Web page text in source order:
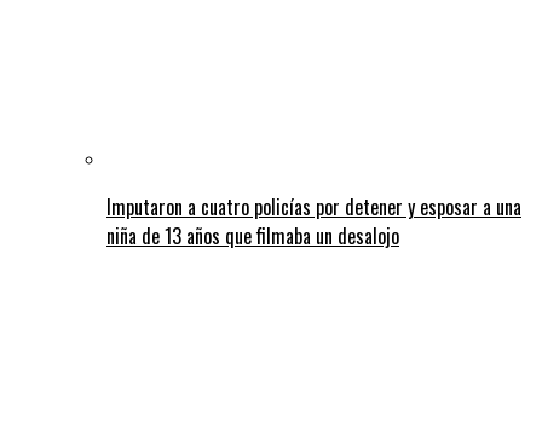
Imputaron a cuatro policías por detener y esposar a una
niña de 13 años que filmaba un desalojo